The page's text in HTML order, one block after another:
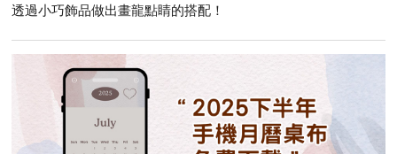
透過小巧飾品做出畫龍點睛的搭配！